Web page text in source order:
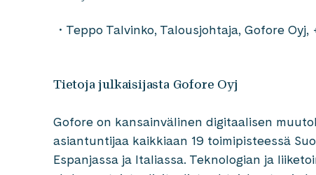
Teppo Talvinko, Talousjohtaja, Gofore Oyj,
Tietoja julkaisijasta Gofore Oyj
Gofore on kansainvälinen digitaalisen
asiantuntijaa kaikkiaan 19 toimipisteessä
Espanjassa ja Italiassa. Teknologian ja